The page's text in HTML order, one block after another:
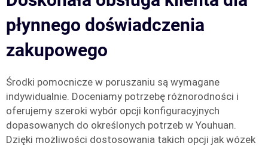
płynnego doświadczenia
zakupowego
Środki pomocnicze w poruszaniu są wymagane
indywidualnie. Doceniamy potrzebę różnorodności i
oferujemy szeroki wybór opcji konfiguracyjnych
dopasowanych do określonych potrzeb w Youhuan.
Dzięki możliwości dostosowania takich opcji jak wózek